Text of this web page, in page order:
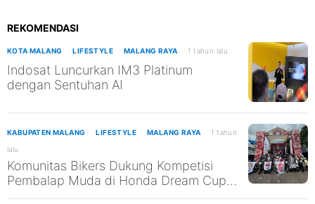
REKOMENDASI
KOTA MALANG LIFESTYLE MALANG RAYA 1 tahun lalu
Indosat Luncurkan IM3 Platinum
dengan Sentuhan AI
KABUPATEN MALANG LIFESTYLE MALANG RAYA
1 tahun
lalu
Komunitas Bikers Dukung Kompetisi
Pembalap Muda di Honda Dream Cup
2025 Malang